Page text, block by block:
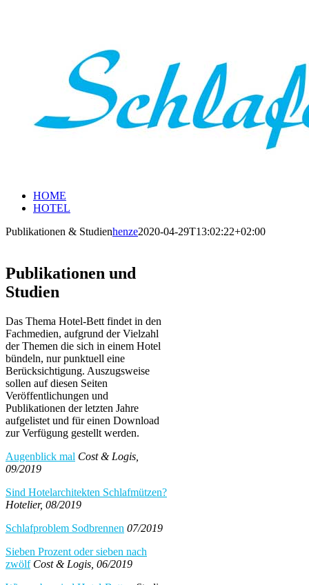
HOME
HOTEL
Publikationen & Studienhenze2020-04-29T13:02:22+02:00
Publikationen und
Studien
Das Thema Hotel-Bett findet in den
Fachmedien, aufgrund der Vielzahl
der Themen die sich in einem Hotel
bündeln, nur punktuell eine
Berücksichtigung. Auszugsweise
sollen auf diesen Seiten
Veröffentlichungen und
Publikationen der letzten Jahre
aufgelistet und für einen Download
zur Verfügung gestellt werden.
Augenblick mal Cost & Logis,
09/2019
Sind Hotelarchitekten Schlafmützen?
Hotelier, 08/2019
Schlafproblem Sodbrennen 07/2019
Sieben Prozent oder sieben nach
zwölfCost & Logis, 06/2019